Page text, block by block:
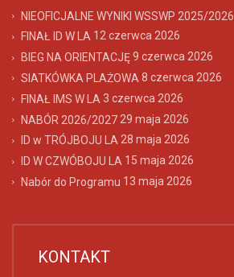
NIEOFICJALNE WYNIKI WSSWP 2025/2026
FINAŁ ID W LA 12 czerwca 2026
BIEG NA ORIENTACJĘ9 czerwca 2026
SIATKÓWKA PLAŻOWA 8 czerwca 2026
FINAŁ IMS W LA 3 czerwca 2026
NABÓR 2026/2027 29 maja 2026
ID w TRÓJBOJU LA28 maja 2026
ID W CZWÓBOJU LA 15 maja 2026
Nabór do Programu 13 maja 2026
KONTAKT